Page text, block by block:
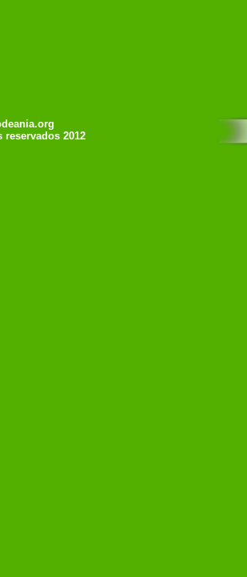
reservados 2012